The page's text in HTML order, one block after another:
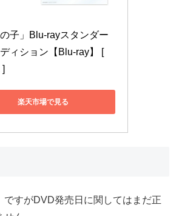
の子」Blu-rayスタンダー
ィション【Blu-ray】 [
楽天市場で見る
ですがDVD発売日に関してはまだ正